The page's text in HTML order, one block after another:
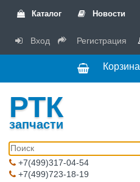
Каталог Новости
Вход Регистрация
Корзина
РТК
запчасти
+7(499)317-04-54
+7(499)723-18-19